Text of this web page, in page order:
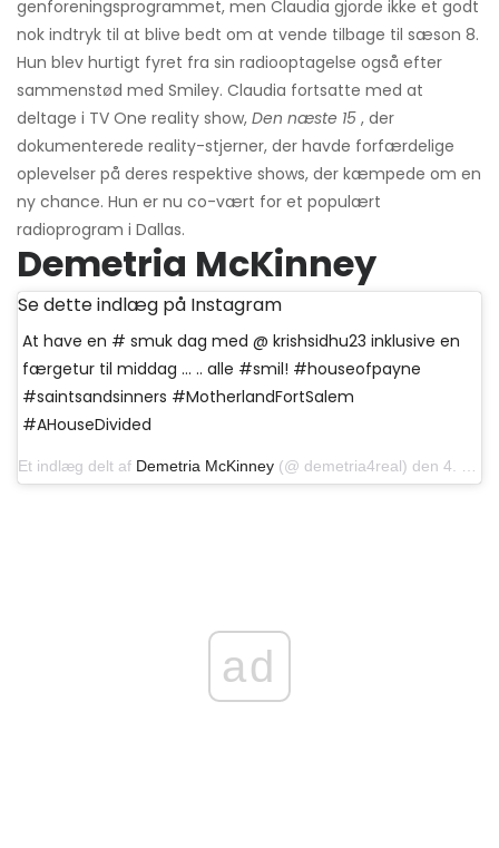
genforeningsprogrammet, men Claudia gjorde ikke et godt
nok indtryk til at blive bedt om at vende tilbage til sæson 8.
Hun blev hurtigt fyret fra sin radiooptagelse også efter
sammenstød med Smiley. Claudia fortsatte med at
deltage i TV One reality show, Den næste 15 , der
dokumenterede reality-stjerner, der havde forfærdelige
oplevelser på deres respektive shows, der kæmpede om en
ny chance. Hun er nu co-vært for et populært
radioprogram i Dallas.
Demetria McKinney
Se dette indlæg på Instagram
At have en # smuk dag med @ krishsidhu23 inklusive en
færgetur til middag ... .. alle #smil! #houseofpayne
#saintsandsinners #MotherlandFortSalem
#AHouseDivided
Et indlæg delt af Demetria McKinney (@ demetria4real) den 4. august 2019 kl.20: 17 PDT
ad